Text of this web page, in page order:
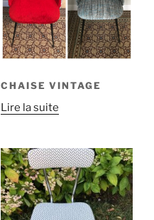
CHAISE VINTAGE
Lire la suite